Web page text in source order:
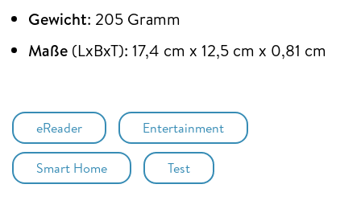
Gewicht: 205 Gramm
Maße (LxBxT): 17,4 cm x 12,5 cm x 0,81 cm
eReader Entertainment
Smart Home Test